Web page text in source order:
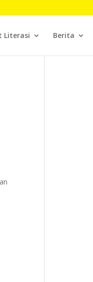
Literasi Berita